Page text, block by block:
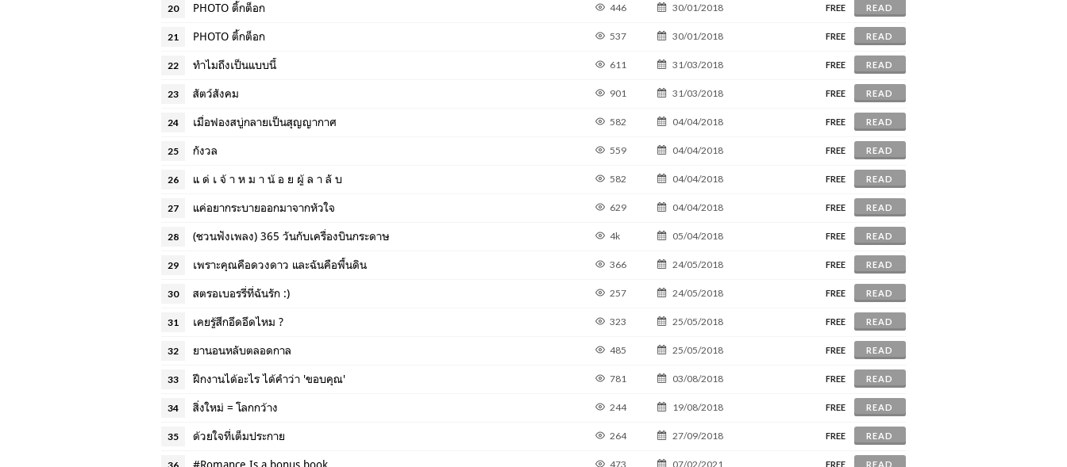
20 PHOTO ติ้กต็อก 446 30/01/2018 FREE READ
21 PHOTO ติ้กต็อก 537 30/01/2018 FREE READ
22 ทำไมถึงเป็นแบบนี้ 611 31/03/2018 FREE READ
23 สัตว์สังคม 901 31/03/2018 FREE READ
24 เมื่อฟองสบู่กลายเป็นสุญญากาศ 582 04/04/2018 FREE READ
25 กังวล 559 04/04/2018 FREE READ
26 แ ด่ เ จ้ า ห ม า น้ อ ย ผู้ ล า ลั บ 582 04/04/2018 FREE READ
27 แค่อยากระบายออกมาจากหัวใจ 629 04/04/2018 FREE READ
28 (ชวนฟังเพลง) 365 วันกับเครื่องบินกระดาษ 4k 05/04/2018 FREE READ
29 เพราะคุณคือดวงดาว และฉันคือพื้นดิน 366 24/05/2018 FREE READ
30 สตรอเบอรรี่ที่ฉันรัก :) 257 24/05/2018 FREE READ
31 เคยรู้สึกอึดอึดไหม ? 323 25/05/2018 FREE READ
32 ยานอนหลับตลอดกาล 485 25/05/2018 FREE READ
33 ฝึกงานได้อะไร ได้คำว่า 'ขอบคุณ' 781 03/08/2018 FREE READ
34 สิ่งใหม่ = โลกกว้าง 244 19/08/2018 FREE READ
35 ด้วยใจที่เต็มประกาย 264 27/09/2018 FREE READ
#Romance Is a bonus book 473 07/02/2021 FREE READ